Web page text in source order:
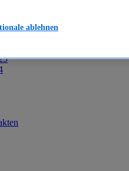
2024
in Deutschland
ablehnen